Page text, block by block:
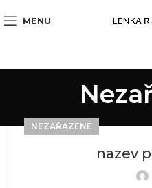
MENU
NEZAŘAZENÉ
nazev